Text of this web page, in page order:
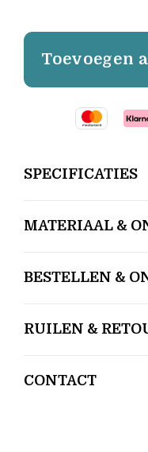
Toevoegen
SPECIFICATIES
MATERIAAL &
BESTELLEN &
RUILEN &
CONTACT